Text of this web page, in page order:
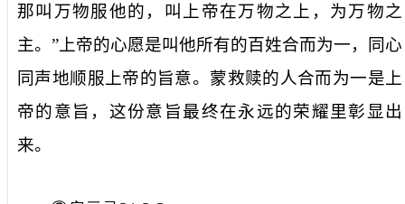
那叫万物服他的，叫上帝在万物之上，为万物之
主。”上帝的心愿是叫他所有的百姓合而为一，同心
同声地顺服上帝的旨意。蒙救赎的人合而为一是上
帝的意旨，这份意旨最终在永远的荣耀里彰显出
来。